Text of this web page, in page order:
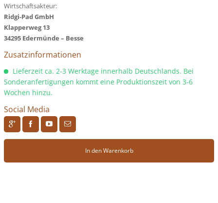
Wirtschaftsakteur:
Ridgi-Pad GmbH
Klapperweg 13
34295 Edermünde – Besse
Zusatzinformationen
Lieferzeit ca. 2-3 Werktage innerhalb Deutschlands. Bei
Sonderanfertigungen kommt eine Produktionszeit von 3-6
Wochen hinzu.
Social Media
R H F J
In den Warenkorb